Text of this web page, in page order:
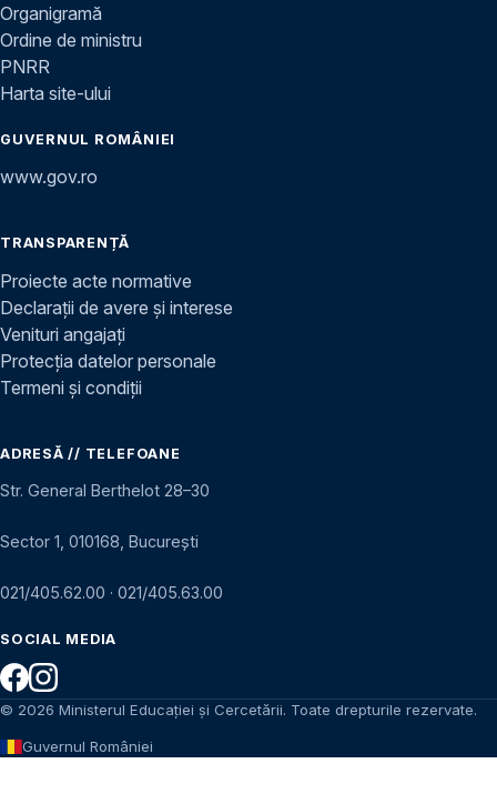
Organigramă
Ordine de ministru
PNRR
Harta site-ului
GUVERNUL ROMÂNIEI
www.gov.ro
TRANSPARENȚĂ
Proiecte acte normative
Declarații de avere și interese
Venituri angajați
Protecția datelor personale
Termeni și condiții
ADRESĂ // TELEFOANE
Str. General Berthelot 28–30
Sector 1, 010168, București
021/405.62.00 · 021/405.63.00
SOCIAL MEDIA
© 2026 Ministerul Educației și Cercetării. Toate drepturile rezervate.
Guvernul României